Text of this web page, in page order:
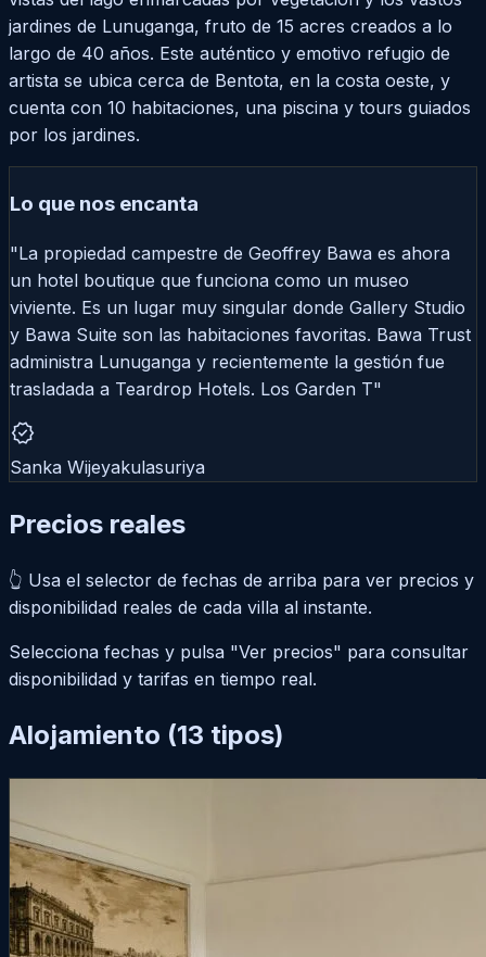
jardines de Lunuganga, fruto de 15 acres creados a lo
largo de 40 años. Este auténtico y emotivo refugio de
artista se ubica cerca de Bentota, en la costa oeste, y
cuenta con 10 habitaciones, una piscina y tours guiados
por los jardines.
Lo que nos encanta
"La propiedad campestre de Geoffrey Bawa es ahora
un hotel boutique que funciona como un museo
viviente. Es un lugar muy singular donde Gallery Studio
y Bawa Suite son las habitaciones favoritas. Bawa Trust
administra Lunuganga y recientemente la gestión fue
trasladada a Teardrop Hotels. Los Garden T"
verified
Sanka Wijeyakulasuriya
Precios reales
👆 Usa el selector de fechas de arriba para ver precios y
disponibilidad reales de cada villa al instante.
Selecciona fechas y pulsa "Ver precios" para consultar
disponibilidad y tarifas en tiempo real.
Alojamiento (13 tipos)